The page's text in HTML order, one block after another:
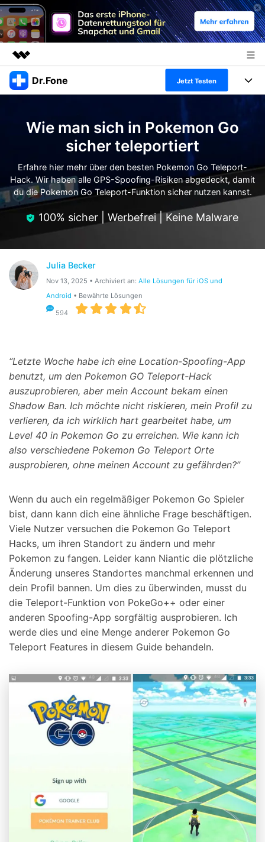
Top-Produkte
Dienstprogramme
Überblick
Presseraum
Shop
Dr.Fone Jetzt Testen
Alles-in-einem-Toolkit
Weitere Tools und Apps
Full Toolkit anzeigen >
Entdecken Sie weitere Dr.Fone-Lösungen
Lernen und Unterstützung
Ressourcen & Lernen
Hilfe und Unterstützung erhalten
Android 16 FRP-Umgehung
Suchen
Wie man sich in Pokemon Go
sicher teleportiert
Erfahre hier mehr über den besten Pokemon Go Teleport-
Hack. Wir haben alle GPS-Spoofing-Risiken abgedeckt, damit
du die Pokemon Go Teleport-Funktion sicher nutzen kannst.
100% sicher | Werbefrei | Keine Malware
Julia Becker
Nov 13, 2025 • Archiviert an: Alle Lösungen für iOS und
Android • Bewährte Lösungen
594
“Letzte Woche habe ich eine Location-Spoofing-App
benutzt, um den Pokemon GO Teleport-Hack
auszuprobieren, aber mein Account bekam einen
Shadow Ban. Ich möchte nicht riskieren, mein Profil zu
verlieren, da ich wirklich hart gearbeitet habe, um
Level 40 in Pokemon Go zu erreichen. Wie kann ich
also verschiedene Pokemon Go Teleport Orte
ausprobieren, ohne meinen Account zu gefährden?”
Wenn du auch ein regelmäßiger Pokemon Go Spieler
bist, dann kann dich eine ähnliche Frage beschäftigen.
Viele Nutzer versuchen die Pokemon Go Teleport
Hacks, um ihren Standort zu ändern und mehr
Pokemon zu fangen. Leider kann Niantic die plötzliche
Änderung unseres Standortes manchmal erkennen und
dein Profil bannen. Um dies zu überwinden, musst du
die Teleport-Funktion von PokeGo++ oder einer
anderen Spoofing-App sorgfältig ausprobieren. Ich
werde dies und eine Menge anderer Pokemon Go
Teleport Features in diesem Guide behandeln.